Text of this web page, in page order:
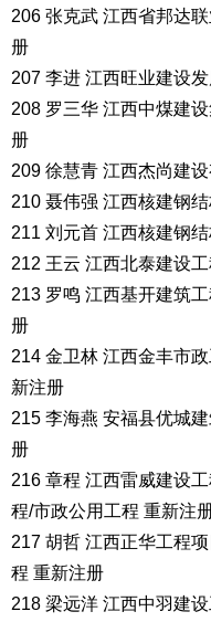
206 张克武 江西省邦达
册
207 李进 江西旺业建设
208 罗三华 江西中煤建
册
209 徐慧青 江西杰尚建
210 聂伟强 江西核建钢
211 刘元首 江西核建钢
212 王云 江西北泰建设
213 罗鸣 江西基开建筑
册
214 金卫林 江西金丰市
新注册
215 李海燕 安福县优城
册
216 章程 江西雷威建设
程/市政公用工程 重新注
217 胡哲 江西正华工程
程 重新注册
218 梁远洋 江西中羽建